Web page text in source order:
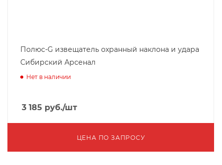
Полюс-G извещатель охранный наклона и удара
Сибирский Арсенал
Нет в наличии
3 185 руб./шт
ЦЕНА ПО ЗАПРОСУ